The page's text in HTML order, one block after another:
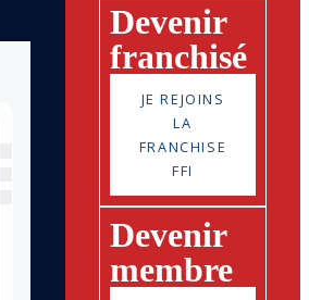
Devenir
franchisé
JE REJOINS
LA
FRANCHISE
FFI
Devenir
membre